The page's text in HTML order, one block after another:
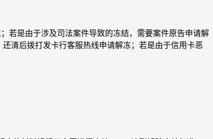
若是由于涉及司法案件导致的冻结，需要案件原告申请解
清后拨打发卡行客服热线申请解冻；若是由于信用卡恶